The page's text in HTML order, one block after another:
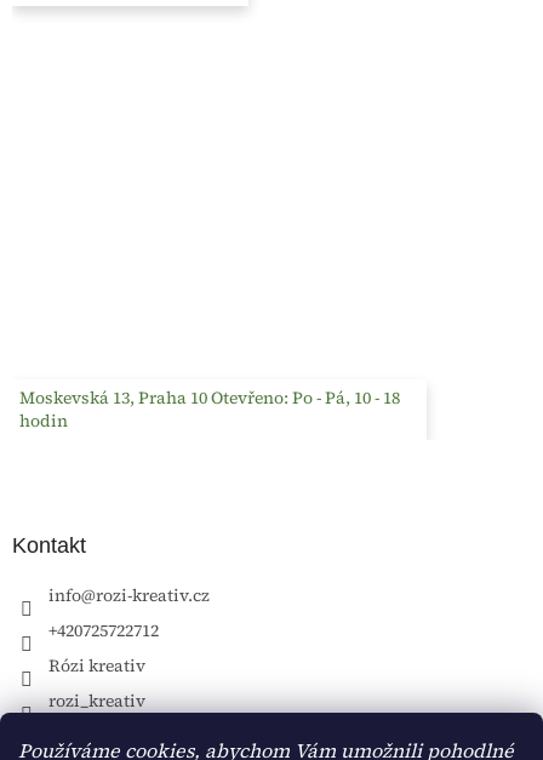
Používáme cookies, abychom Vám umožnili pohodlné
Moskevská 13, Praha 10 Otevřeno: Po - Pá, 10 - 18
hodin
Kontakt
info@rozi-kreativ.cz
+420725722712
Rózi kreativ
rozi_kreativ